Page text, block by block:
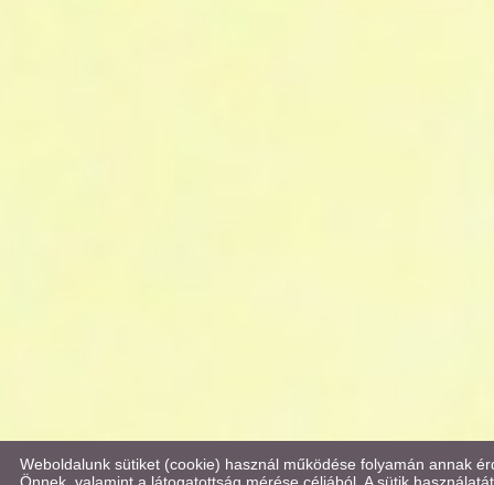
Weboldalunk sütiket (cookie) használ működése folyamán annak